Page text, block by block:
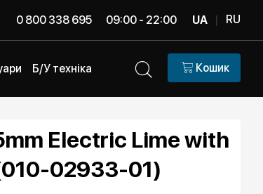
0 800 338 695 09:00 - 22:00 UA | RU
Б/У техніка Кошик
Electric Lime with
02933-01)